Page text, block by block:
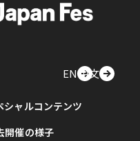
EN中文
シャルコンテンツ
開催の様子